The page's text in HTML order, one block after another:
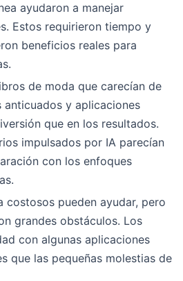
ayudaron a manejar
Estos requirieron tiempo y
beneficios reales para
de moda que carecían de
y aplicaciones
que en los resultados.
impulsados por IA parecían
con los enfoques
costosos pueden ayudar, pero
grandes obstáculos. Los
con algunas aplicaciones
que las pequeñas molestias de